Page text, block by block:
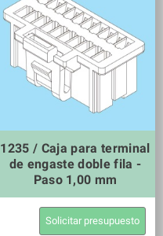
1235 / Caja para terminal
de engaste doble fila -
Paso 1,00 mm
Solicitar presupuesto